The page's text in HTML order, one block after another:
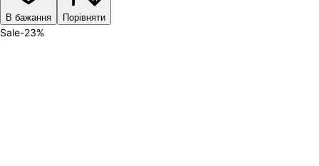
В бажання Порівняти
Sale-23%